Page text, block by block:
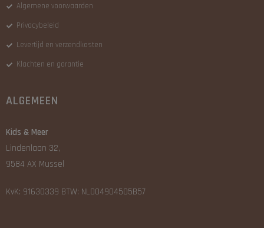
Algemene voorwaarden
Privacybeleid
Levertijd en verzendkosten
Klachten en garantie
ALGEMEEN
Kids & Meer
Lindenlaan 32,
9584 AX Mussel
KvK: 91630339 BTW: NL004904505B57